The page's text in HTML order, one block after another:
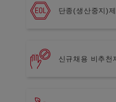
단종(생산중지)
신규채용 비추천